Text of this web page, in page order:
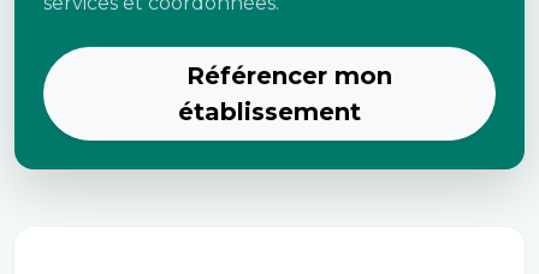
Référencer mon
établissement